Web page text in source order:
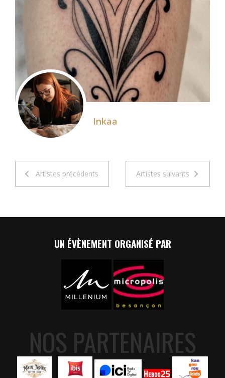
Inkaa
Artistes précédents Artistes suivants
UN ÉVÈNEMENT ORGANISÉ PAR
NOS PARTENAIRES